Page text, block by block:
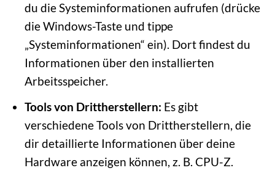
du die Systeminformationen aufrufen (drücke
die Windows-Taste und tippe
„Systeminformationen“ ein). Dort findest du
Informationen über den installierten
Arbeitsspeicher.
Tools von Drittherstellern: Es gibt
verschiedene Tools von Drittherstellern, die
dir detaillierte Informationen über deine
Hardware anzeigen können, z. B. CPU-Z.